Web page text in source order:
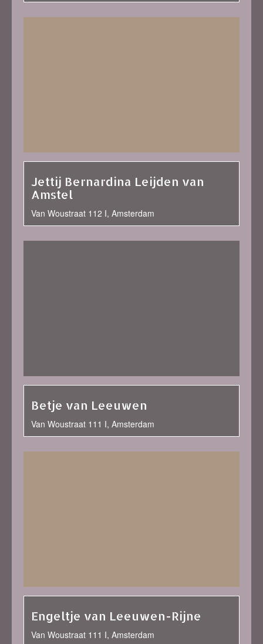
Jettij Bernardina Leijden van
Amstel
Van Woustraat 112 I, Amsterdam
Betje van Leeuwen
Van Woustraat 111 I, Amsterdam
Engeltje van Leeuwen-Rijne
Van Woustraat 111 I, Amsterdam